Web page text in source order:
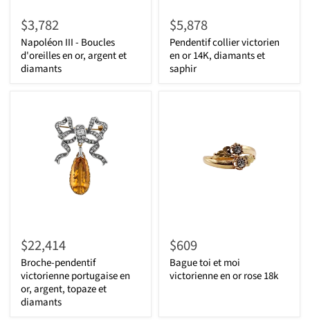
$3,782
Napoléon III - Boucles
d'oreilles en or, argent et
diamants
$5,878
Pendentif collier victorien
en or 14K, diamants et
saphir
$22,414
Broche-pendentif
victorienne portugaise en
or, argent, topaze et
diamants
$609
Bague toi et moi
victorienne en or rose 18k